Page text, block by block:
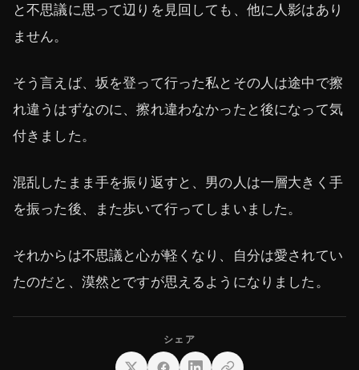
と不思議に思って辺りを見回しても、他に人影はあり
ません。
そう言えば、坂を登って行った私とその人は途中で擦
れ違うはずなのに、擦れ違わなかったと後になって気
付きました。
混乱したまま手を振り返すと、男の人は一層大きく手
を振った後、また歩いて行ってしまいました。
それからは不思議と心が軽くなり、自分は愛されてい
たのだと、漠然とですが思えるようになりました。